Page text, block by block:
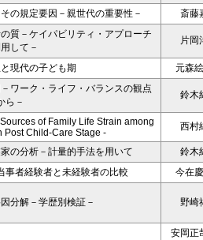
の規定要因－親世代の重要性－
斎藤
質－ケイパビリティ・アプローチ
して－
片岡
現代の子ども期
元森
ワーク・ライフ・バランスの観点
ら－
鈴木
of Family Life Strain among
Post Child-Care Stage -
西村
の分析－計量的手法を用いて
鈴木
事者経験者と未経験者の比較
今在
分解－学歴別検証－ 野崎
安岡正